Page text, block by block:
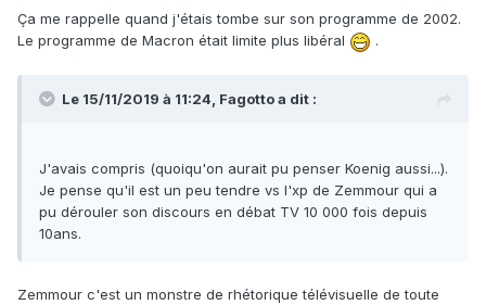
Ça me rappelle quand j'étais tombe sur son programme de 2002.
Le programme de Macron était limite plus libéral
.
Le 15/11/2019 à 11:24, Fagottoa dit :
J'avais compris (quoiqu'on aurait pu penser Koenig aussi...).
Je pense qu'il est un peu tendre vs l'xp de Zemmour qui a
pu dérouler son discours en débat TV 10 000 fois depuis
10ans.
Zemmour c'est un monstre de rhétorique télévisuelle de toute